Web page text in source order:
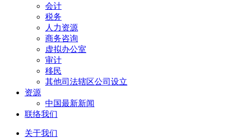
会计
税务
人力资源
商务咨询
虚拟办公室
审计
移民
其他司法辖区公司设立
资源
中国最新新闻
联络我们
关于我们